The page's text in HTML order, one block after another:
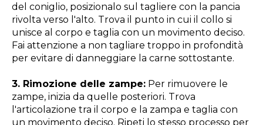
del coniglio, posizionalo sul tagliere con la pancia
rivolta verso l'alto. Trova il punto in cui il collo si
unisce al corpo e taglia con un movimento deciso.
Fai attenzione a non tagliare troppo in profondità
per evitare di danneggiare la carne sottostante.
3. Rimozione delle zampe: Per rimuovere le
zampe, inizia da quelle posteriori. Trova
l'articolazione tra il corpo e la zampa e taglia con
un movimento deciso. Ripeti lo stesso processo per